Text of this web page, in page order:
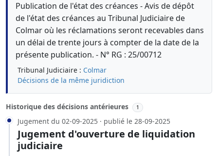
Publication de l'état des créances - Avis de dépôt
de l'état des créances au Tribunal Judiciaire de
Colmar où les réclamations seront recevables dans
un délai de trente jours à compter de la date de la
présente publication. - N° RG : 25/00712
Tribunal Judiciaire : Colmar
Décisions de la même juridiction
Historique des décisions antérieures 1
Jugement du 02-09-2025 · publié le 28-09-2025
Jugement d'ouverture de liquidation
judiciaire